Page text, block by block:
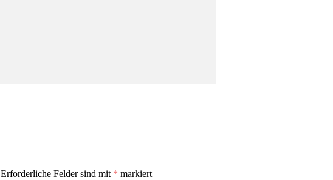
Erforderliche Felder sind mit * markiert